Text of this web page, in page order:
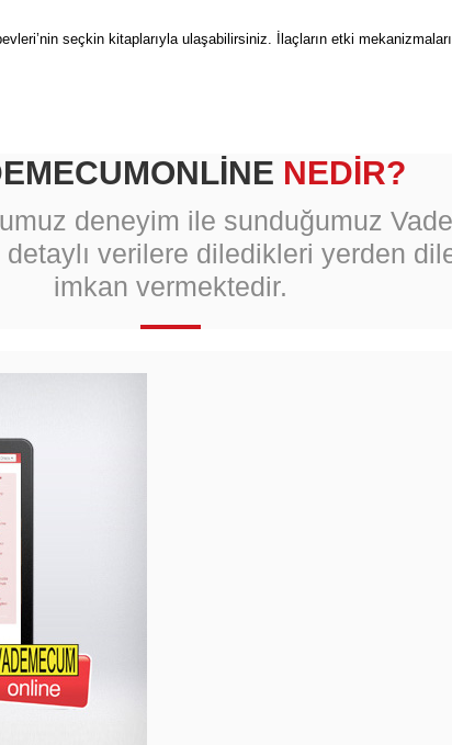
seçkin kitaplarıyla ulaşabilirsiniz. İlaçların etki
NEDİR?
deneyim ile sunduğumuz
verilere diledikleri yerden
imkan vermektedir.